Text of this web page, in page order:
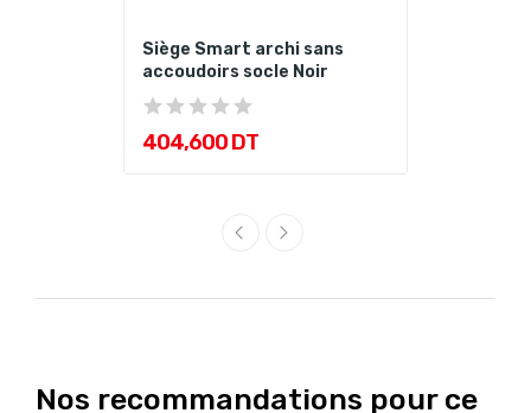
Siège Smart archi sans
accoudoirs socle Noir
404,600 DT
Nos recommandations pour ce